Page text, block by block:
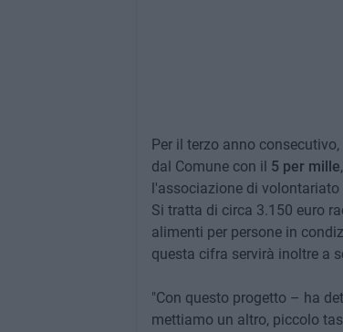
Per il terzo anno
dal Comune con il 5 per mille
l'associazione di volontariato
Si tratta di circa 3.150 euro
alimenti per persone in
questa cifra servirà inoltre a
"Con questo progetto – ha
mettiamo un altro, piccolo